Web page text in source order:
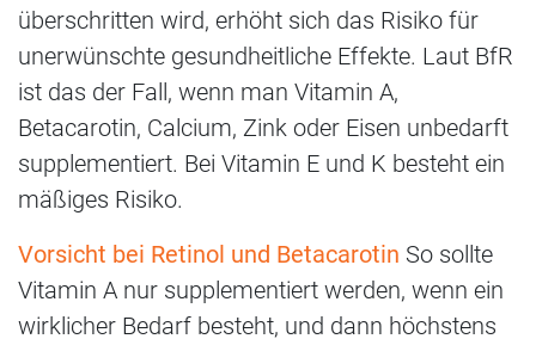
überschritten wird, erhöht sich das Risiko für
unerwünschte gesundheitliche Effekte. Laut BfR
ist das der Fall, wenn man Vitamin A,
Betacarotin, Calcium, Zink oder Eisen unbedarft
supplementiert. Bei Vitamin E und K besteht ein
mäßiges Risiko.
Vorsicht bei Retinol und Betacarotin So sollte
Vitamin A nur supplementiert werden, wenn ein
wirklicher Bedarf besteht, und dann höchstens